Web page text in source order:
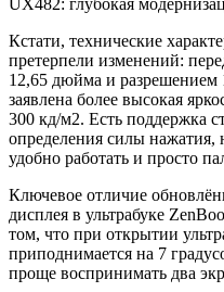
Кстати, технические
претерпели изменений:
12,65 дюйма и разрешением
заявлена более высокая
300 кд/м2. Есть поддержка
определения силы нажатия,
удобно работать и просто
Ключевое отличие
дисплея в ультрабуке
том, что при открытии
приподнимается на 7
проще воспринимать два